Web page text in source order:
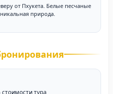
от Пхукета. Белые песчаные
природа.
тура